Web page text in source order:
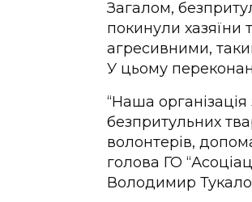
Загалом,
покинули хазяїни
агресивними,
У цьому
“Наша
безпритульних
волонтерів,
голова ГО
Володимир